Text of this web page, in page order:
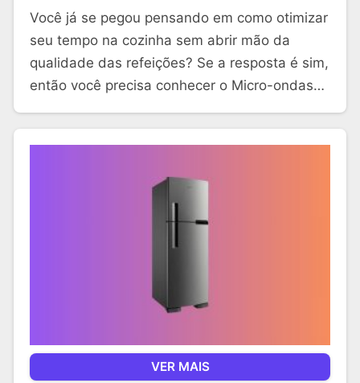
Você já se pegou pensando em como otimizar
seu tempo na cozinha sem abrir mão da
qualidade das refeições? Se a resposta é sim,
então você precisa conhecer o Micro-ondas…
VER MAIS